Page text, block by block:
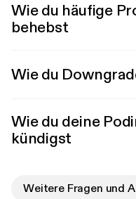
Wie du häufige
behebst
Wie du
Wie du deine
kündigst
Weitere Fragen und